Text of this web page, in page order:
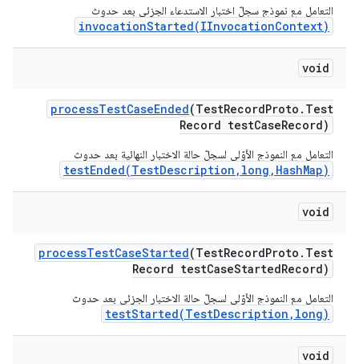
التعامل مع نموذج سجلّ اختبار الاستدعاء الجزئي بعد حدوث
invocationStarted(IInvocationContext)
void
processTestCaseEnded(TestRecordProto . Test
Record testCaseRecord)
التعامل مع النموذج الأوّلي لسجلّ حالة الاختبار النهائية بعد حدوث
testEnded(TestDescription,long,HashMap)
void
processTestCaseStarted(TestRecordProto . Test
Record testCaseStartedRecord)
التعامل مع النموذج الأوّلي لسجلّ حالة الاختبار الجزئي بعد حدوث
testStarted(TestDescription,long)
void